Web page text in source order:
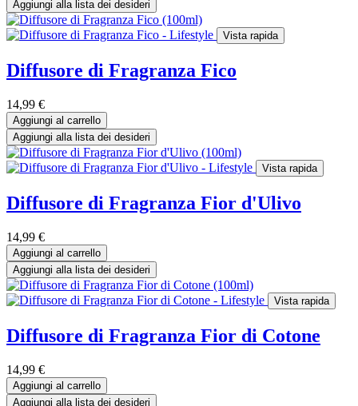
Aggiungi alla lista dei desideri
Vista rapida
Diffusore di Fragranza Fico
14,99 €
Aggiungi al carrello
Aggiungi alla lista dei desideri
Vista rapida
Diffusore di Fragranza Fior d'Ulivo
14,99 €
Aggiungi al carrello
Aggiungi alla lista dei desideri
Vista rapida
Diffusore di Fragranza Fior di Cotone
14,99 €
Aggiungi al carrello
Aggiungi alla lista dei desideri